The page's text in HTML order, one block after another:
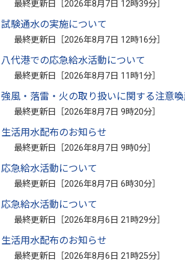
最終更新日［2026年8月7日 12時39分
試験通水の実施について
最終更新日［2026年8月7日 12時16分
八代港での応急給水活動について
最終更新日［2026年8月7日 11時1分
強風・落雷・火の取り扱いに関する注意
最終更新日［2026年8月7日 9時20分
生活用水配布のお知らせ
最終更新日［2026年8月7日 9時0分
応急給水活動について
最終更新日［2026年8月7日 6時30分
応急給水活動について
最終更新日［2026年8月6日 21時29分
生活用水配布のお知らせ
最終更新日［2026年8月6日 21時25分
しております。
本施設は、企業のサテライトオフィス進
ーク環境の導入、また起業家・個人事業者
さらに、多様な交流を促進するため、イ
実した設備を備えた本施設を、ぜひビジネ
八代市宮地東サテライトオフィス